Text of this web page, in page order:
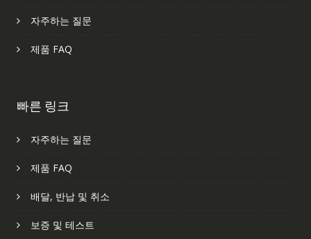
자주하는 질문
제품 FAQ
빠른 링크
자주하는 질문
제품 FAQ
배달, 반납 및 취소
보증 및 테스트